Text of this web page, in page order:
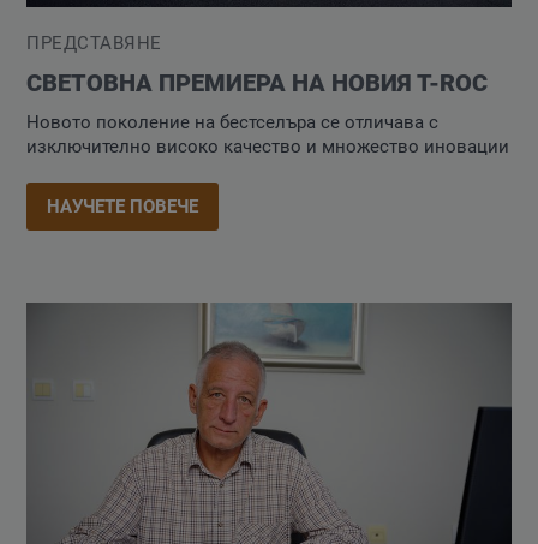
ПРЕДСТАВЯНЕ
СВЕТОВНА ПРЕМИЕРА НА НОВИЯ T-ROC
Новото поколение на бестселъра се отличава с
изключително високо качество и множество иновации
НАУЧЕТЕ ПОВЕЧЕ